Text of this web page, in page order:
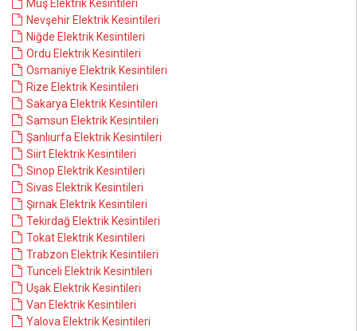
Muş Elektrik Kesintileri
Nevşehir Elektrik Kesintileri
Niğde Elektrik Kesintileri
Ordu Elektrik Kesintileri
Osmaniye Elektrik Kesintileri
Rize Elektrik Kesintileri
Sakarya Elektrik Kesintileri
Samsun Elektrik Kesintileri
Şanlıurfa Elektrik Kesintileri
Siirt Elektrik Kesintileri
Sinop Elektrik Kesintileri
Sivas Elektrik Kesintileri
Şırnak Elektrik Kesintileri
Tekirdağ Elektrik Kesintileri
Tokat Elektrik Kesintileri
Trabzon Elektrik Kesintileri
Tunceli Elektrik Kesintileri
Uşak Elektrik Kesintileri
Van Elektrik Kesintileri
Yalova Elektrik Kesintileri